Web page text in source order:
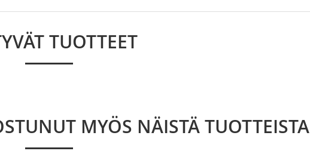
TUOTTEET
MYÖS NÄISTÄ TUOTTEISTA